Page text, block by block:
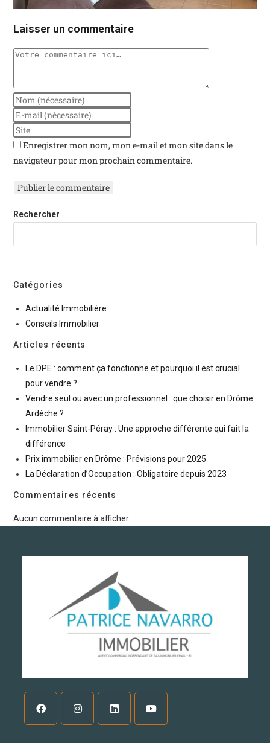
Laisser un commentaire
Enregistrer mon nom, mon e-mail et mon site dans le
navigateur pour mon prochain commentaire.
Rechercher
Catégories
Actualité Immobilière
Conseils Immobilier
Articles récents
Le DPE : comment ça fonctionne et pourquoi il est crucial
pour vendre ?
Vendre seul ou avec un professionnel : que choisir en Drôme
Ardèche ?
Immobilier Saint-Péray : Une approche différente qui fait la
différence
Prix immobilier en Drôme : Prévisions pour 2025
La Déclaration d’Occupation : Obligatoire depuis 2023
Commentaires récents
Aucun commentaire à afficher.